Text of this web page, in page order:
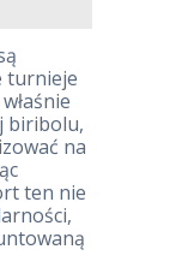
turnieje
biribolu,
na
ten nie